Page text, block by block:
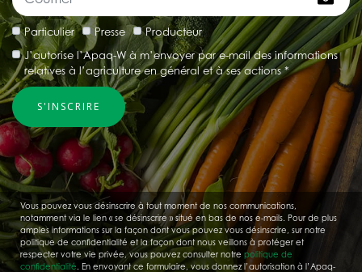
Particulier Presse
Producteur
J’autorise l’Apaq-W à m’envoyer par e-mail des informations
relatives à l’agriculture en général et à ses actions *
Vous pouvez vous désinscrire à tout moment de nos communications,
notamment via le lien « se désinscrire » situé en bas de nos e-mails. Pour de plus
amples informations sur la façon dont vous pouvez vous désinscrire, sur notre
politique de confidentialité et la façon dont nous veillons à protéger et
respecter votre vie privée, vous pouvez consulter notre politique de
confidentialité. En envoyant ce formulaire, vous donnez l’autorisation à l’Apaq-